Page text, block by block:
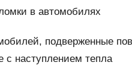
в автомобилях
подверженные
с наступлением тепла